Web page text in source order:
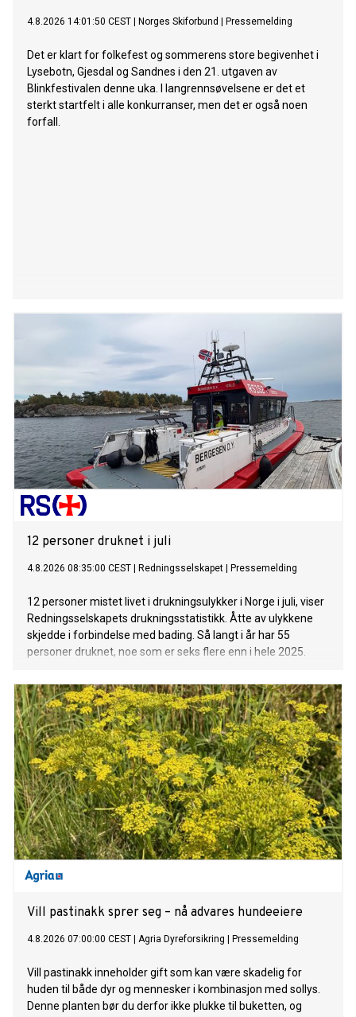
4.8.2026 14:01:50 CEST Norges Skiforbund Pressemelding
Det er klart for folkefest og sommerens store begivenhet i
Lysebotn, Gjesdal og Sandnes i den 21. utgaven av
Blinkfestivalen denne uka. I langrennsøvelsene er det et
sterkt startfelt i alle konkurranser, men det er også noen
forfall.
12 personer druknet i juli
4.8.2026 08:35:00 CEST Redningsselskapet Pressemelding
12 personer mistet livet i drukningsulykker i Norge i juli, viser
Redningsselskapets drukningsstatistikk. Åtte av ulykkene
skjedde i forbindelse med bading. Så langt i år har 55
personer druknet, noe som er seks flere enn i hele 2025.
Vill pastinakk sprer seg – nå advares hundeeiere
4.8.2026 07:00:00 CEST Agria Dyreforsikring Pressemelding
Vill pastinakk inneholder gift som kan være skadelig for
huden til både dyr og mennesker i kombinasjon med sollys.
Denne planten bør du derfor ikke plukke til buketten, og